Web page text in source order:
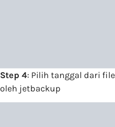
Step 4: Pilih tanggal dari
oleh jetbackup